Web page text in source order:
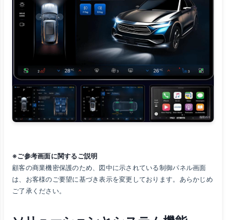
※ご参考画面に関するご説明
顧客の商業機密保護のため、図中に示されている制御パネル画面
は、お客様のご要望に基づき表示を変更しております。あらかじめ
ご了承ください。